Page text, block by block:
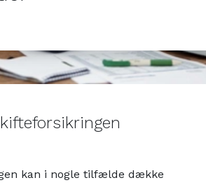
kan i nogle tilfælde dække